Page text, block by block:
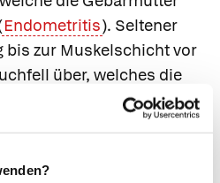
Endometritis). Seltener
bis zur Muskelschicht vor
über, welches die
bildet
Geburt. In dieser